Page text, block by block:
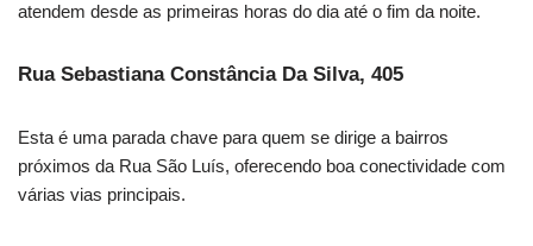
atendem desde as primeiras horas do dia até o fim da noite.
Rua Sebastiana Constância Da Silva, 405
Esta é uma parada chave para quem se dirige a bairros
próximos da Rua São Luís, oferecendo boa conectividade com
várias vias principais.